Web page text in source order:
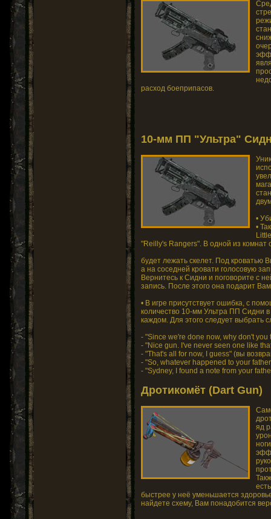
расход боеприпасов.
10-мм ПП "Ультра"
•
•
"Reilly's Rangers". В одной из комнат
будет лежать скелет. Под кроватью
а на соседней кровати голосовую
Вернитесь к Сидни и поговорите с
запись. После этого она подарит
• В игре присутствует ошибка, с
количество 10-мм Ультра ПП Сидни
каждом. Для этого следует
- "Since we're done now, why don't
- "Nice gun. I've never seen one like
- "That's all for now, I guess" (вы
- "So, whatever happened to your
- "Sydney, I found a note from your
Дротикомёт (Dart Gun)
яд
быстрее у неё уменьшается
найдете схему, Вам понадобится